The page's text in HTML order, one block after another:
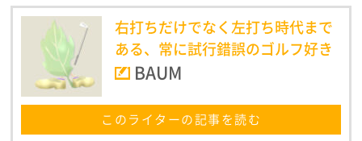
右打ちだけでなく左打ち時代まで
ある、常に試行錯誤のゴルフ好き
BAUM
このライターの記事を読む